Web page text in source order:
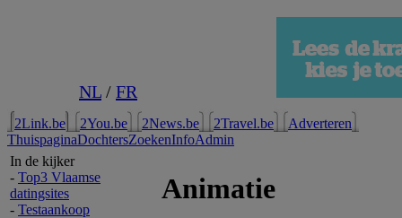
NL / FR
2Link.be 2You.be 2News.be 2Travel.be
Adverteren
ThuispaginaDochtersZoekenInfoAdmin
In de kijker
- Top3 Vlaamse
datingsites
- Testaankoop
Animatie